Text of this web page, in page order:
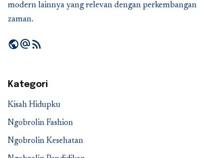
modern lainnya yang relevan dengan perkembangan
zaman.
publicalternate_emailrss_feed
Kategori
Kisah Hidupku
Ngobrolin Fashion
Ngobrolin Kesehatan